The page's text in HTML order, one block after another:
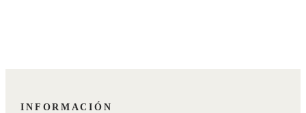
INFORMACIÓN